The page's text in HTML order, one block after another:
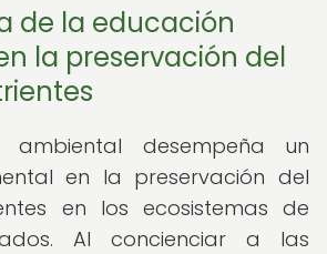
de la educación
la preservación del
ambiental desempeña un
en la preservación del
en los ecosistemas de
Al concienciar a las